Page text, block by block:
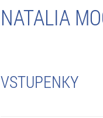
NATALIA
VSTUPENKY